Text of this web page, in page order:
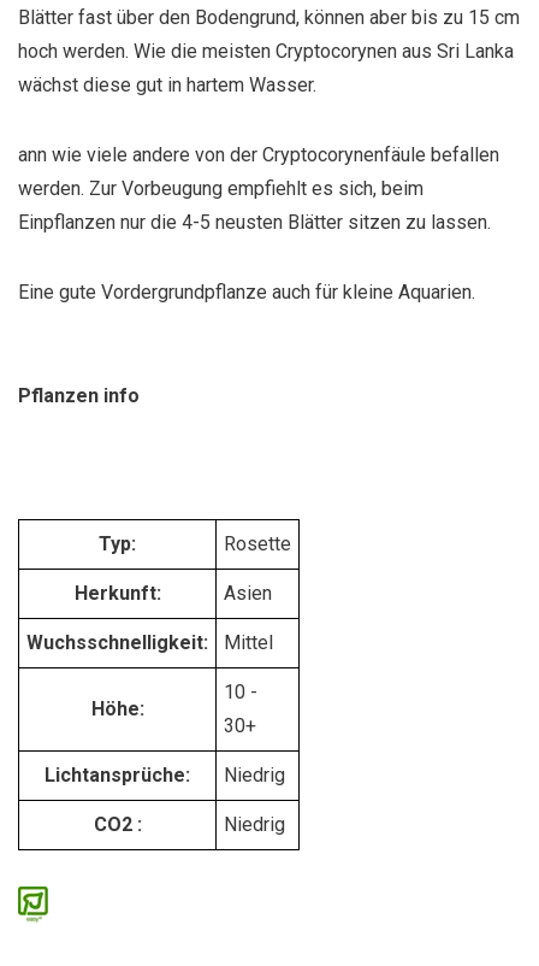
Blätter fast über den Bodengrund, können aber bis zu 15 cm
hoch werden. Wie die meisten Cryptocorynen aus Sri Lanka
wächst diese gut in hartem Wasser.
ann wie viele andere von der Cryptocorynenfäule befallen
werden. Zur Vorbeugung empfiehlt es sich, beim
Einpflanzen nur die 4-5 neusten Blätter sitzen zu lassen.
Eine gute Vordergrundpflanze auch für kleine Aquarien.
Pflanzen info
Typ: Rosette
Herkunft: Asien
Wuchsschnelligkeit: Mittel
Höhe:
10 -
30+
Lichtansprüche: Niedrig
CO2 : Niedrig